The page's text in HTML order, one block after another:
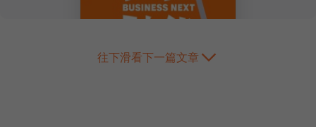
往下滑看下一篇文章